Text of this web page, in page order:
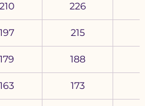
210 226
197 215
179 188
163 173